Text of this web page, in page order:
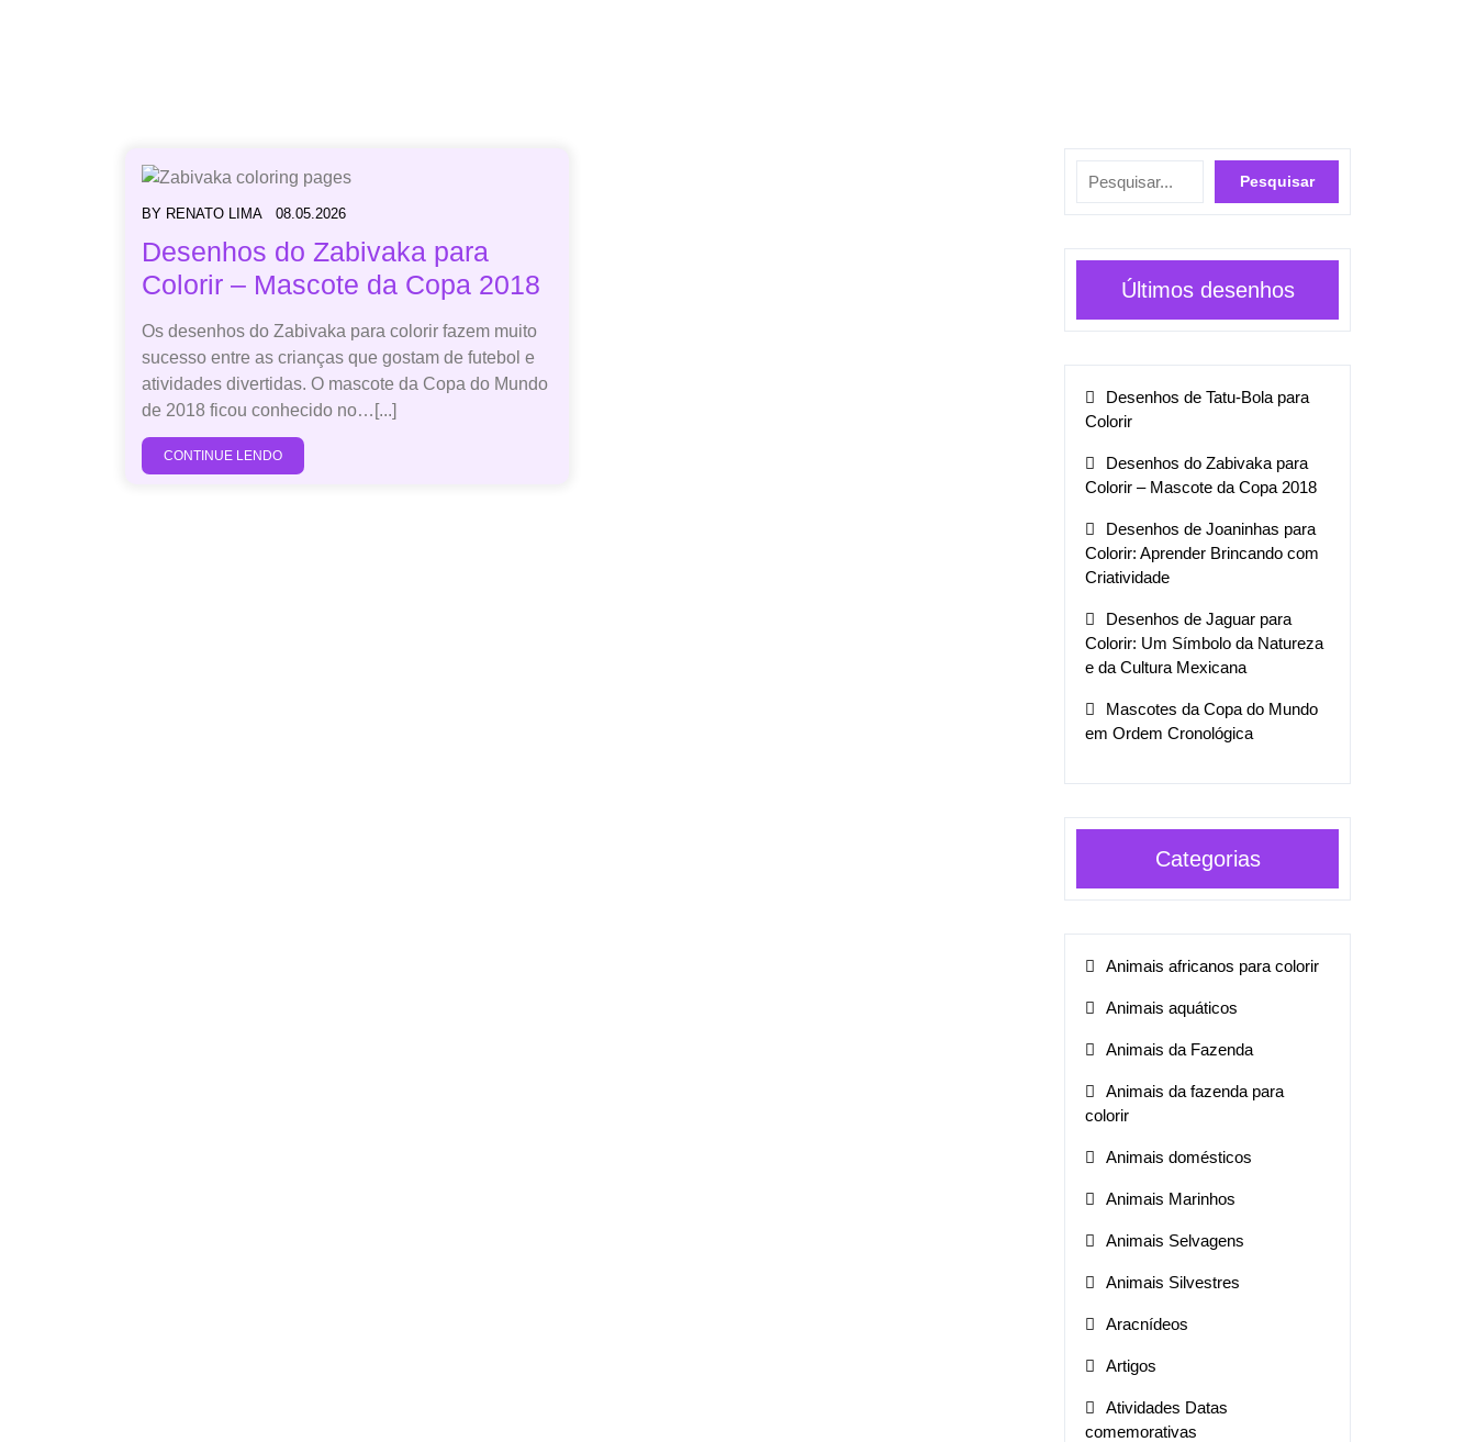
BY RENATO LIMA 08.05.2026
Desenhos do Zabivaka para
Colorir – Mascote da Copa 2018
Os desenhos do Zabivaka para colorir fazem muito
sucesso entre as crianças que gostam de futebol e
atividades divertidas. O mascote da Copa do Mundo
de 2018 ficou conhecido no…[...]
CONTINUE LENDO
Pesquisar
Pesquisar
Últimos desenhos
Desenhos de Tatu-Bola para
Colorir
Desenhos do Zabivaka para
Colorir – Mascote da Copa 2018
Desenhos de Joaninhas para
Colorir: Aprender Brincando com
Criatividade
Desenhos de Jaguar para
Colorir: Um Símbolo da Natureza
e da Cultura Mexicana
Mascotes da Copa do Mundo
em Ordem Cronológica
Categorias
Animais africanos para colorir
Animais aquáticos
Animais da Fazenda
Animais da fazenda para
colorir
Animais domésticos
Animais Marinhos
Animais Selvagens
Animais Silvestres
Aracnídeos
Artigos
Atividades Datas
comemorativas